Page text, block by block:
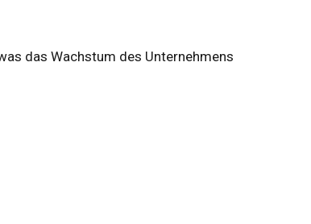
das Wachstum des Unternehmens